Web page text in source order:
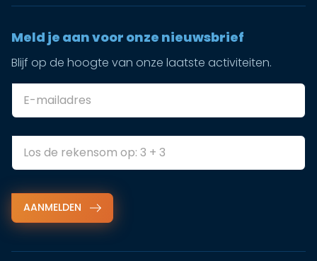
Meld je aan voor onze nieuwsbrief
Blijf op de hoogte van onze laatste activiteiten.
AANMELDEN